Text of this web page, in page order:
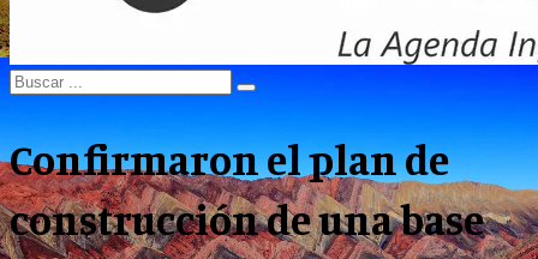
Search
for:
Search
Confirmaron el plan de
construcción de una base